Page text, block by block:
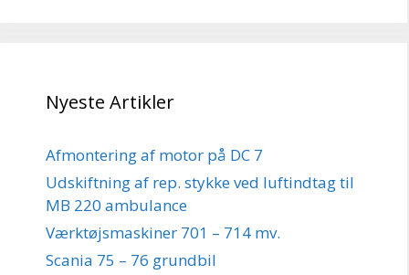
Nyeste Artikler
Afmontering af motor på DC 7
Udskiftning af rep. stykke ved luftindtag til
MB 220 ambulance
Værktøjsmaskiner 701 – 714 mv.
Scania 75 – 76 grundbil